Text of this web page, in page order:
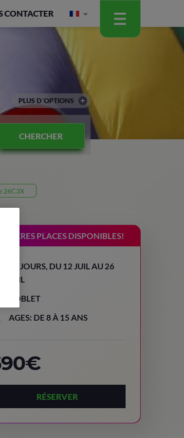
CONTACTER
CHERCHER
PLUS D´OPTIONS
26C3X
PLACES DISPONIBLES!
15 JOURS, DU 12 JUIL AU 26
JUIL
POBLET
AGES: DE 8 À 15 ANS
RÉSERVER